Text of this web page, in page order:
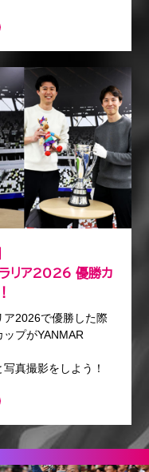
ラリア2026 優勝カ
ア2026で優勝した際
プがYANMAR
真撮影をしよう！